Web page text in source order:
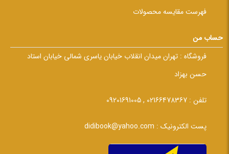
فهرست مقایسه محصولات
حساب من
فروشگاه : تهران میدان انقلاب خیابان یاسری شمالی خیابان استاد
حسن بهزاد
تلفن : 02166478367 , 09201691005
پست الکترونیک : didibook@yahoo.com